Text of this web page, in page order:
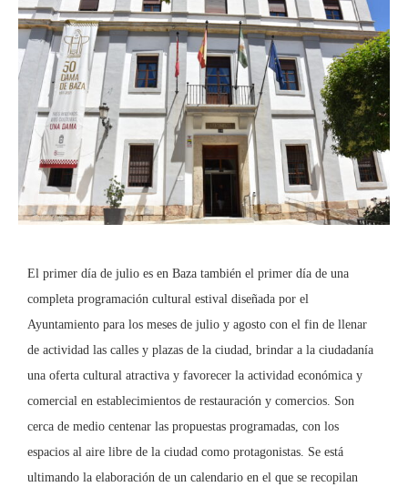
El primer día de julio es en Baza también el primer día de una
completa programación cultural estival diseñada por el
Ayuntamiento para los meses de julio y agosto con el fin de llenar
de actividad las calles y plazas de la ciudad, brindar a la ciudadanía
una oferta cultural atractiva y favorecer la actividad económica y
comercial en establecimientos de restauración y comercios. Son
cerca de medio centenar las propuestas programadas, con los
espacios al aire libre de la ciudad como protagonistas. Se está
ultimando la elaboración de un calendario en el que se recopilan